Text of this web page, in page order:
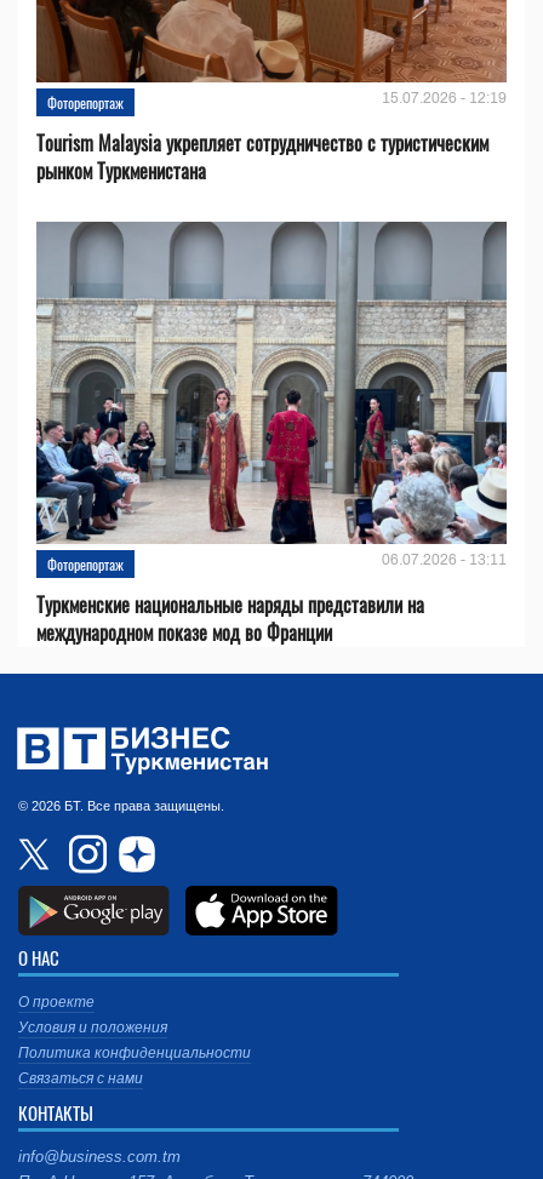
Фоторепортаж 15.07.2026 - 12:19
Tourism Malaysia укрепляет сотрудничество с туристическим
рынком Туркменистана
Фоторепортаж 06.07.2026 - 13:11
Туркменские национальные наряды представили на
международном показе мод во Франции
© 2026 БТ. Все права защищены.
О НАС
О проекте
Условия и положения
Политика конфиденциальности
Связаться с нами
КОНТАКТЫ
info@business.com.tm